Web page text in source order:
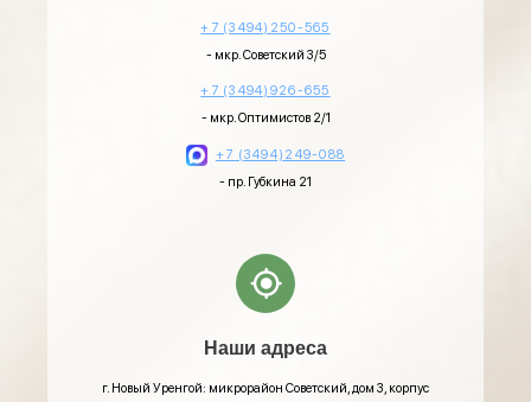
+7 (3494)250-565
- мкр. Советский 3/5
+7 (3494)926-655
- мкр. Оптимистов 2/1
+7 (3494)249-088
- пр. Губкина 21
Наши адреса
г. Новый Уренгой: микрорайон Советский, дом 3, корпус